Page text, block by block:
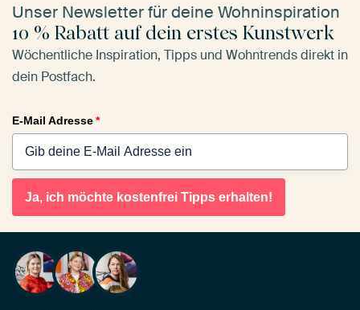
Unser Newsletter für deine Wohninspiration
10 % Rabatt auf dein erstes Kunstwerk
Wöchentliche Inspiration, Tipps und Wohntrends direkt in
dein Postfach.
E-Mail Adresse*
Ja, ich möchte kostenfrei Tipps erhalten!